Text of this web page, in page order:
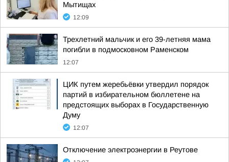
Мытищах
12:09
Трехлетний мальчик и его 39-летняя мама
погибли в подмосковном Раменском
12:07
ЦИК путем жеребьёвки утвердил порядок
партий в избирательном бюллетене на
предстоящих выборах в Государственную
Думу
12:07
Отключение электроэнергии в Реутове